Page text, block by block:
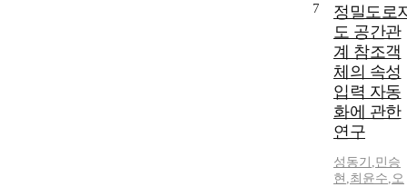
7
정밀도로
도 공간관
계 참조객
체의 속성
입력 자동
화에 관한
연구
성동기 ,민승
현 ,최윤수,오